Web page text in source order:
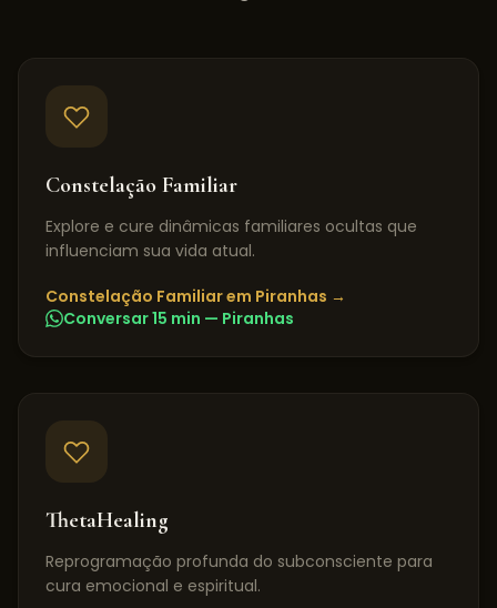
Constelação Familiar
Explore e cure dinâmicas familiares ocultas que
influenciam sua vida atual.
Constelação Familiarem Piranhas →
Conversar 15 min — Piranhas
ThetaHealing
Reprogramação profunda do subconsciente para
cura emocional e espiritual.